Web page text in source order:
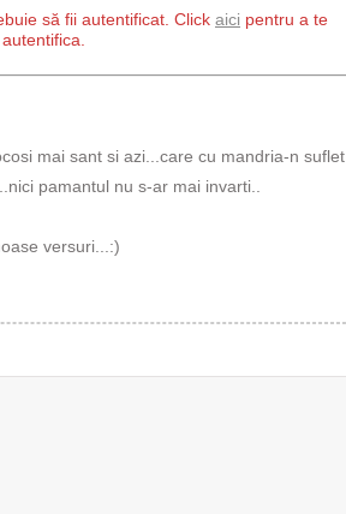
să fii autentificat. Click aici pentru a te
autentifica.
mai sant si azi...care cu mandria-n suflet
pamantul nu s-ar mai invarti..
versuri...:)